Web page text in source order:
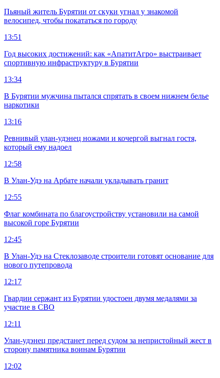
Пьяный житель Бурятии от скуки угнал у знакомой
велосипед, чтобы покататься по городу
13:51
Год высоких достижений: как «АпатитАгро» выстраивает
спортивную инфраструктуру в Бурятии
13:34
В Бурятии мужчина пытался спрятать в своем нижнем белье
наркотики
13:16
Ревнивый улан-удэнец ножами и кочергой выгнал гостя,
который ему надоел
12:58
В Улан-Удэ на Арбате начали укладывать гранит
12:55
Флаг комбината по благоустройству установили на самой
высокой горе Бурятии
12:45
В Улан-Удэ на Стеклозаводе строители готовят основание для
нового путепровода
12:17
Гвардии сержант из Бурятии удостоен двумя медалями за
участие в СВО
12:11
Улан-удэнец предстанет перед судом за непристойный жест в
сторону памятника воинам Бурятии
12:02